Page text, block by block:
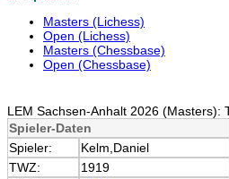
Masters (Lichess)
Open (Lichess)
Masters (Chessbase)
Open (Chessbase)
LEM Sachsen-Anhalt 2026 (Masters):
Spieler-Daten
Spieler:
Kelm,Daniel
TWZ:
1919